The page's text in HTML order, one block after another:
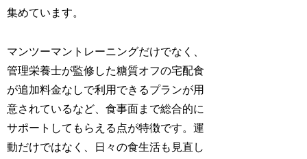
集めています。
マンツーマントレーニングだけでなく、
管理栄養士が監修した糖質オフの宅配食
が追加料金なしで利用できるプランが用
意されているなど、食事面まで総合的に
サポートしてもらえる点が特徴です。運
動だけではなく、日々の食生活も見直し